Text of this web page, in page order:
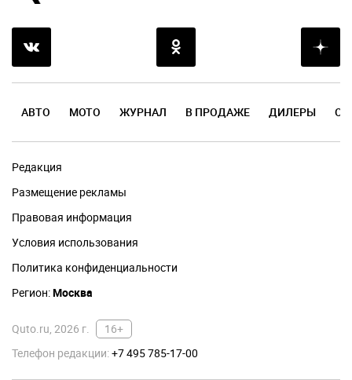
АВТО МОТО ЖУРНАЛ В ПРОДАЖЕ ДИЛЕРЫ
Редакция
Размещение рекламы
Правовая информация
Условия использования
Политика конфиденциальности
Регион:Москва
Quto.ru, 2026 г.
16+
Телефон редакции:+7 495 785-17-00